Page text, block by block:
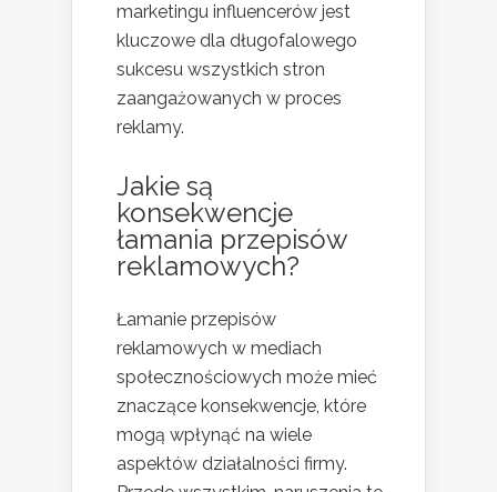
marketingu influencerów jest
kluczowe dla długofalowego
sukcesu wszystkich stron
zaangażowanych w proces
reklamy.
Jakie są
konsekwencje
łamania przepisów
reklamowych?
Łamanie przepisów
reklamowych w mediach
społecznościowych może mieć
znaczące konsekwencje, które
mogą wpłynąć na wiele
aspektów działalności firmy.